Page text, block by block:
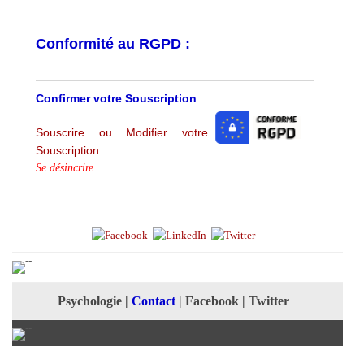
Conformité au RGPD :
Confirmer votre Souscription
Souscrire ou Modifier votre
Souscription
Se désincrire
Psychologie| Contact| Facebook| Twitter